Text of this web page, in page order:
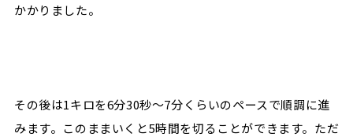
かかりました。
その後は1キロを6分30秒～7分くらいのペースで順調に進
みます。このままいくと5時間を切ることができます。ただ